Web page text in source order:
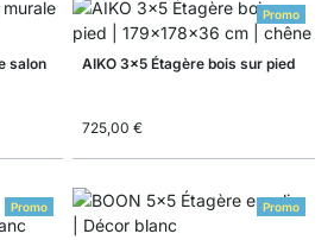
salon
Promo
AIKO 3x5 Étagère bois sur pied
725,00 €
Promo Promo